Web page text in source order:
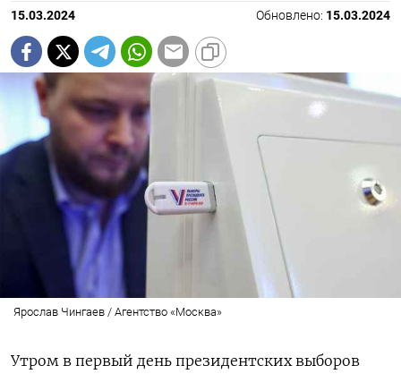
15.03.2024 Обновлено: 15.03.2024
Ярослав Чингаев / Агентство «Москва»
Утром в первый день президентских выборов